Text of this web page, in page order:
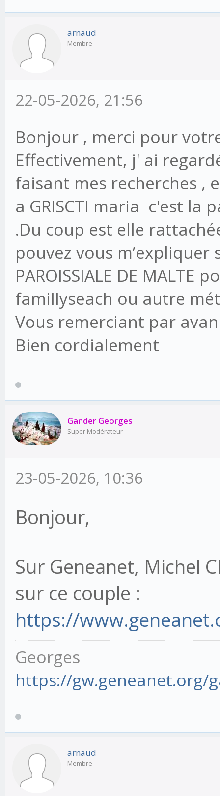
arnaud
Membre
22-05-2026, 21:56
Bonjour , merci pour
Effectivement, j' ai
faisant mes recherches ,
a GRISCTI maria c'est la
.Du coup est elle
pouvez vous m’expliquer
PAROISSIALE DE
famillyseach ou autre
Vous remerciant par
Bien cordialement
Gander Georges
Super Modérateur
23-05-2026, 10:36
Bonjour,
Sur Geneanet, Michel
sur ce couple :
https://
Georges
https://gw.geneanet.org/
arnaud
Membre